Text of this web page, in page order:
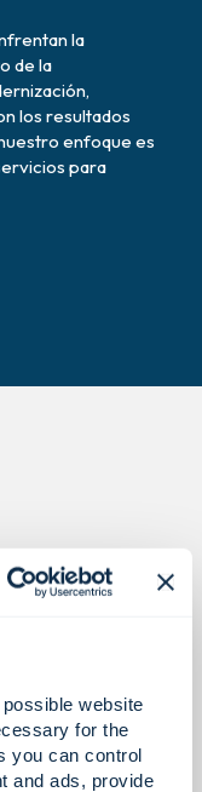
website
for the
you can control
and ads, provide
la
de la
los resultados
enfoque es
para